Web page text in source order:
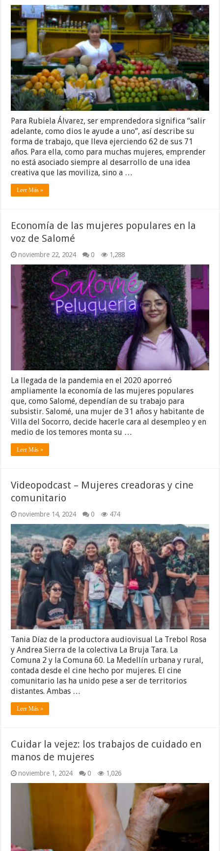
Para Rubiela Álvarez, ser emprendedora significa “salir
adelante, como dios le ayude a uno”, así describe su
forma de trabajo, que lleva ejerciendo 62 de sus 71
años. Para ella, como para muchas mujeres, emprender
no está asociado siempre al desarrollo de una idea
creativa que las moviliza, sino a …
Leer Más »
Economía de las mujeres populares en la
voz de Salomé
noviembre 22, 2024 0 1,288
La llegada de la pandemia en el 2020 aporreó
ampliamente la economía de las mujeres populares
que, como Salomé, dependían de su trabajo para
subsistir. Salomé, una mujer de 31 años y habitante de
Villa del Socorro, decide hacerle cara al desempleo y en
medio de los temores monta su …
Leer Más »
Videopodcast – Mujeres creadoras y cine
comunitario
noviembre 14, 2024 0 474
Tania Díaz de la productora audiovisual La Trebol Rosa
y Andrea Sierra de la colectiva La Bruja Tara. La
Comuna 2 y la Comuna 60. La Medellín urbana y rural,
contada desde el cine hecho por mujeres. El cine
comunitario las ha unido pese a ser de territorios
distantes. Ambas …
Leer Más »
Cuidar la vejez: los trabajos de cuidado en
manos de mujeres
noviembre 1, 2024 0 1,026